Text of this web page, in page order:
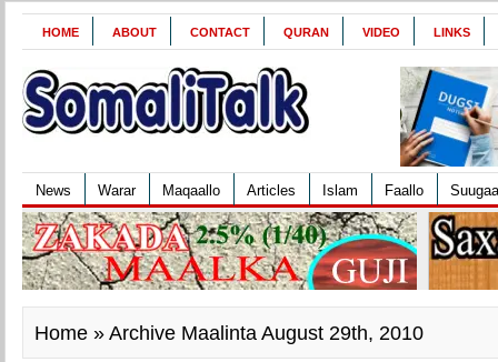
HOME ABOUT CONTACT QURAN VIDEO LINKS
News Warar Maqaallo Articles Islam Faallo
Home » Archive Maalinta August 29th, 2010